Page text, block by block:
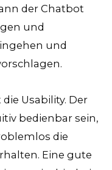
der Chatbot
und
und
Usability. Der
bedienbar sein,
die
Eine gute